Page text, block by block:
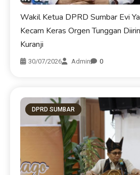
Wakil Ketua DPRD Sumbar Evi
Kecam Keras Orgen Tunggan
Kuranji
30/07/2026 Admin 0
DPRD SUMBAR